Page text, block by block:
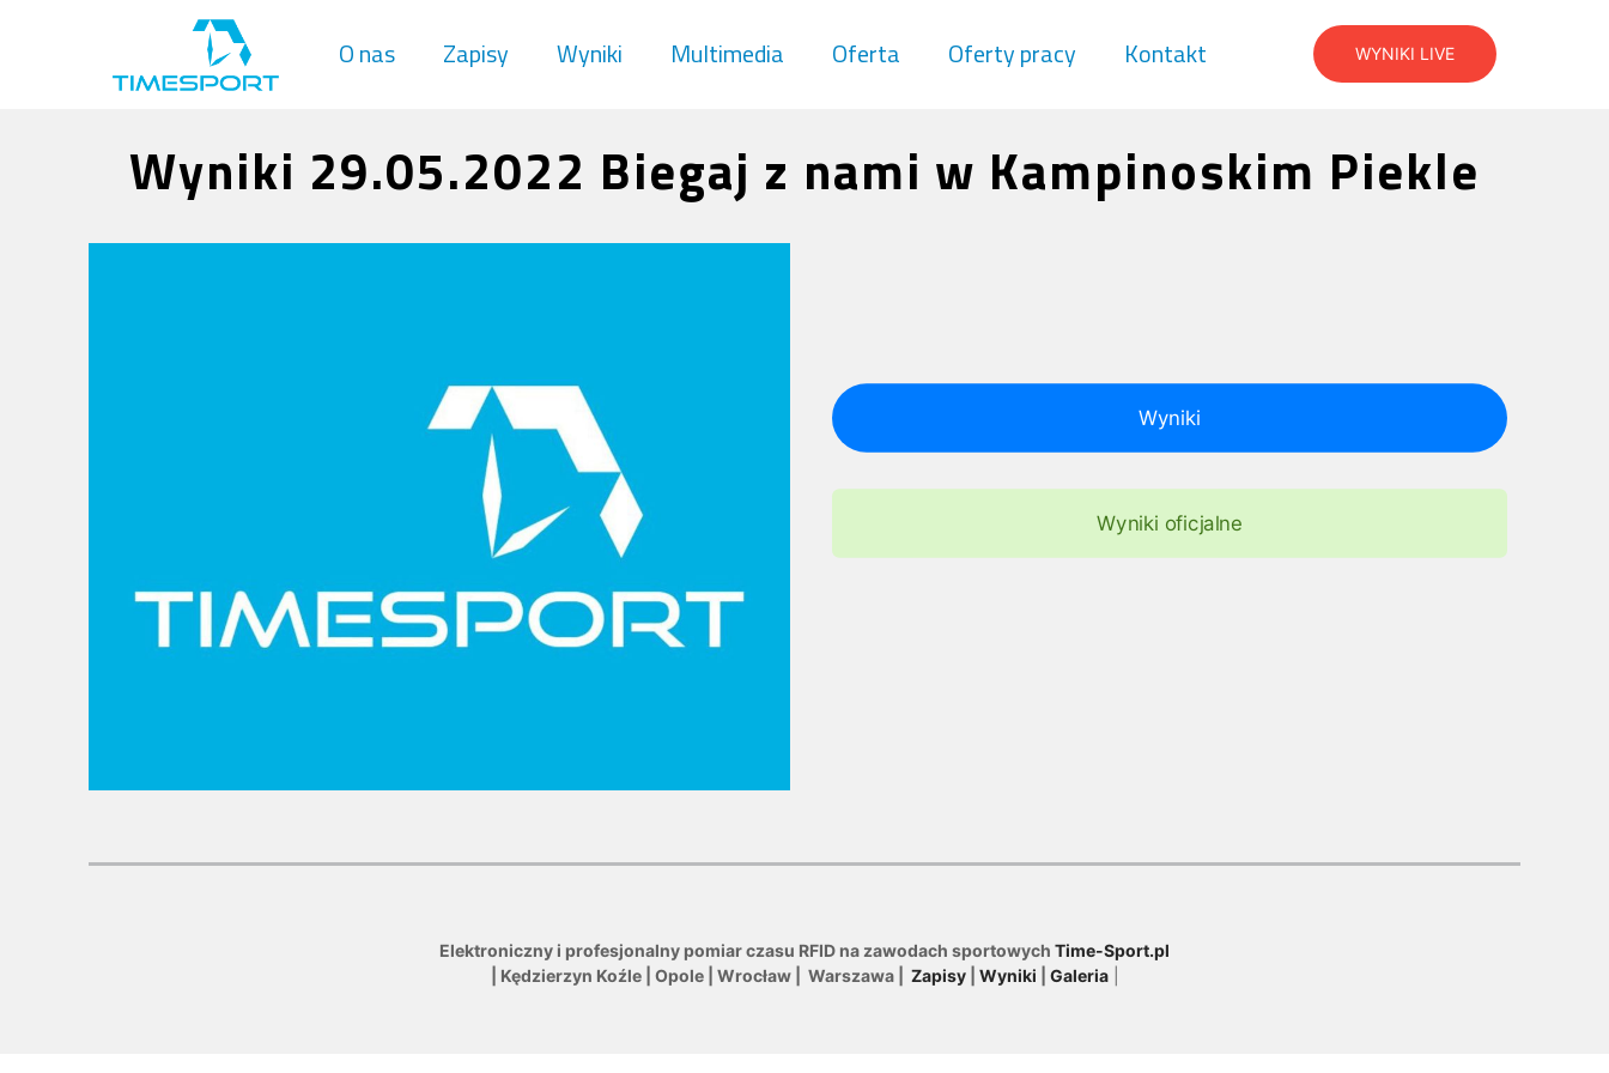
O nas Zapisy Wyniki Multimedia Oferta Oferty pracy Kontakt WYNIKI LIVE
Wyniki 29.05.2022 Biegaj z nami w Kampinoskim Piekle
Wyniki
Wyniki oficjalne
Elektroniczny i profesjonalny pomiar czasu RFID na zawodach sportowych Time-Sport.pl
| Kędzierzyn Koźle | Opole | Wrocław | Warszawa | Zapisy| Wyniki Galeria|